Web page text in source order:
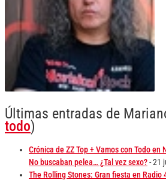
Últimas entradas de
todo)
Crónica de ZZ Top + Vamos con Todo
No buscaban pelea… ¿Tal vez sexo?- 21
The Rolling Stones: Gran fiesta en Radio